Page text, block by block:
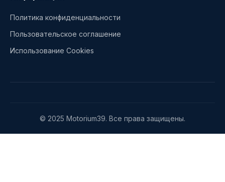
Политика конфиденциальности
Пользовательское соглашение
Использование Cookies
© 2025 Motorium39. Все права защищены.